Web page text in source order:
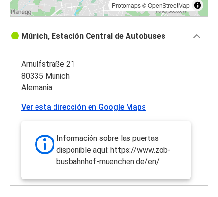
Protomaps©OpenStreetMap
Múnich, Estación Central de Autobuses
Arnulfstraße 21
80335 Múnich
Alemania
Ver esta dirección en Google Maps
Información sobre las puertas
disponible aquí: https://www.zob-
busbahnhof-muenchen.de/en/